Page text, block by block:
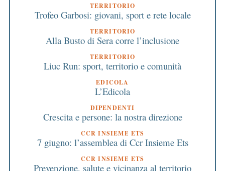
TERRITORIO
Trofeo Garbosi: giovani, sport e rete locale
TERRITORIO
Alla Busto di Sera corre l’inclusione
TERRITORIO
Liuc Run: sport, territorio e comunità
EDICOLA
L’Edicola
DIPENDENTI
Crescita e persone: la nostra direzione
CCR INSIEME ETS
7 giugno: l’assemblea di Ccr Insieme Ets
CCR INSIEME ETS
Prevenzione, salute e vicinanza al territorio